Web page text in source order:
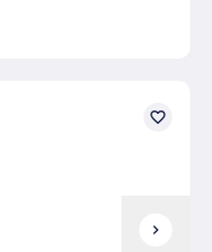
chevron_right
favorite_border